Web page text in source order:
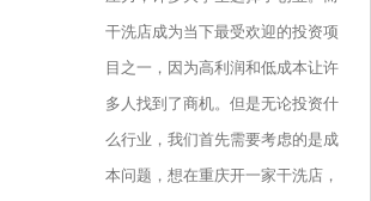
干洗店成为当下最受欢迎的投资项
目之一，因为高利润和低成本让许
多人找到了商机。但是无论投资什
么行业，我们首先需要考虑的是成
本问题，想在重庆开一家干洗店，